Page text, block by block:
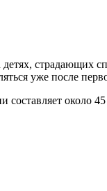
страдающих
уже после
составляет около